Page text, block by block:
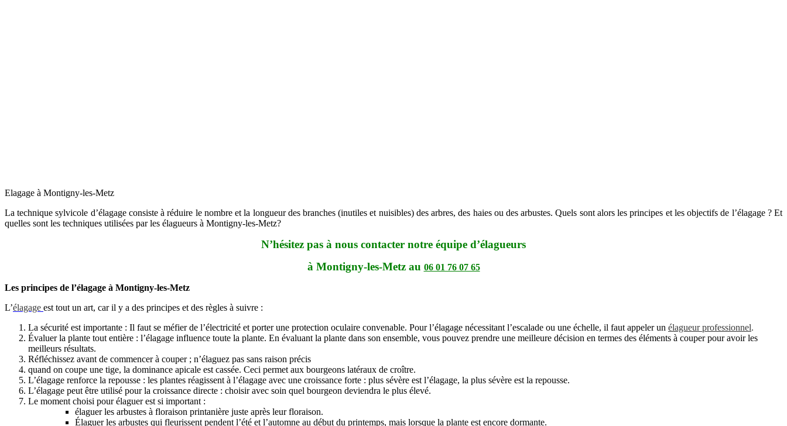
Elagage à Montigny-les-Metz
La technique sylvicole d’élagage consiste à réduire le nombre et la longueur des branches (inutiles et nuisibles) des arbres, des haies ou des arbustes. Quels sont alors les principes et les objectifs de l’élagage ? Et
quelles sont les techniques utilisées par les élagueurs à Montigny-les-Metz?
N’hésitez pas à nous contacter notre équipe d’élagueurs
à Montigny-les-Metz au 06 01 76 07 65
Les principes de l’élagage à Montigny-les-Metz
L’élagage est tout un art, car il y a des principes et des règles à suivre :
La sécurité est importante : Il faut se méfier de l’électricité et porter une protection oculaire convenable. Pour l’élagage nécessitant l’escalade ou une échelle, il faut appeler un élagueur professionnel.
Évaluer la plante tout entière : l’élagage influence toute la plante. En évaluant la plante dans son ensemble, vous pouvez prendre une meilleure décision en termes des éléments à couper pour avoir les
meilleurs résultats.
Réfléchissez avant de commencer à couper ; n’élaguez pas sans raison précis
quand on coupe une tige, la dominance apicale est cassée. Ceci permet aux bourgeons latéraux de croître.
L’élagage renforce la repousse : les plantes réagissent à l’élagage avec une croissance forte : plus sévère est l’élagage, la plus sévère est la repousse.
L’élagage peut être utilisé pour la croissance directe : choisir avec soin quel bourgeon deviendra le plus élevé.
Le moment choisi pour élaguer est si important :
élaguer les arbustes à floraison printanière juste après leur floraison.
Élaguer les arbustes qui fleurissent pendent l’été et l’automne au début du printemps, mais lorsque la plante est encore dormante.